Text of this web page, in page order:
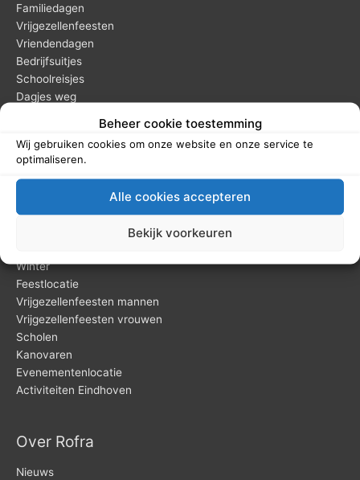
Beheer cookie toestemming
Wij gebruiken cookies om onze website en onze service te
optimaliseren.
Alle cookies accepteren
Bekijk voorkeuren
Familiedagen
Vrijgezellenfeesten
Vriendendagen
Bedrijfsuitjes
Schoolreisjes
Dagjes weg
Pagina’s speciaal voor
Bedrijfsuitje of -feest
Themafeesten
Winter
Feestlocatie
Vrijgezellenfeesten mannen
Vrijgezellenfeesten vrouwen
Scholen
Kanovaren
Evenementenlocatie
Activiteiten Eindhoven
Over Rofra
Nieuws